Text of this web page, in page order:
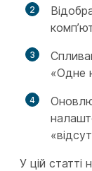
«Одне
У цій статті